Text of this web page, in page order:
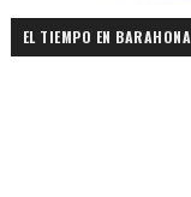
EL TIEMPO EN BARAHONA